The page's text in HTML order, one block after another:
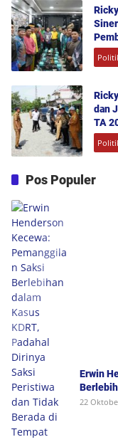
dan
TA
Pos Populer
Erwin
Saksi
22